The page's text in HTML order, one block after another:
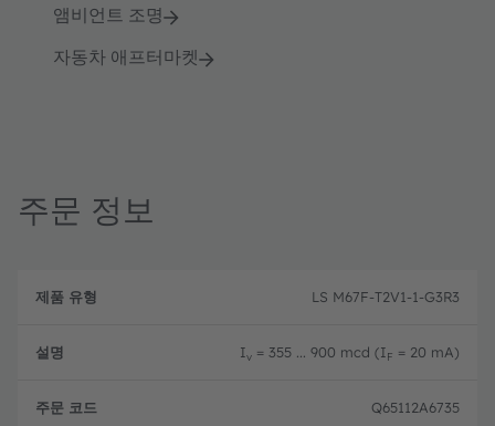
앰비언트 조명
자동차 애프터마켓
주문 정보
품
설
LS M67F-T2V1-1-G3R3
Iv = 355 ... 900 mcd (IF = 20 mA)
Q65112A6735